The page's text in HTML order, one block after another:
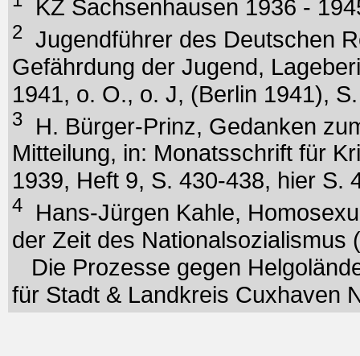
KZ Sachsenhausen 1936 -
2 Jugendführer des Deutschen
Gefährdung der Jugend,
1941, o. O., o. J, (Berlin 1941),
3
H. Bürger-Prinz, Gedanken
Mitteilung, in: Monatsschrift für
1939, Heft 9, S. 430-438, hier S.
4
Hans-Jürgen Kahle,
der Zeit des Nationalsozialismus
Die Prozesse gegen
für Stadt & Landkreis Cuxhaven